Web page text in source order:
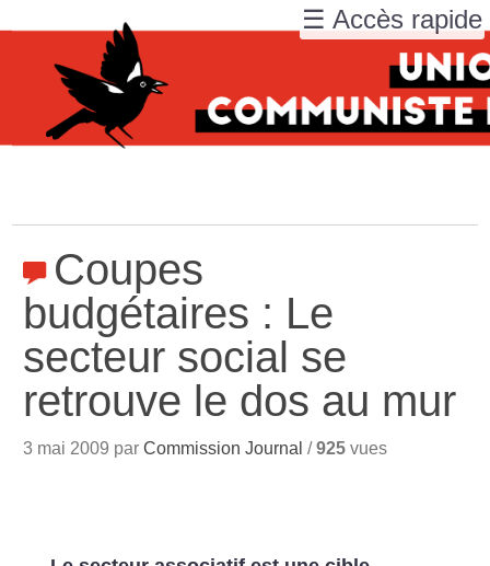
Coupes
budgétaires : Le
secteur social se
retrouve le dos au mur
3 mai 2009 parCommission Journal /925 vues
☰ Accès rapide